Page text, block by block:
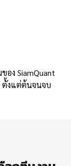
อง SiamQuant
ตั้งแต่ต้นจนจบ